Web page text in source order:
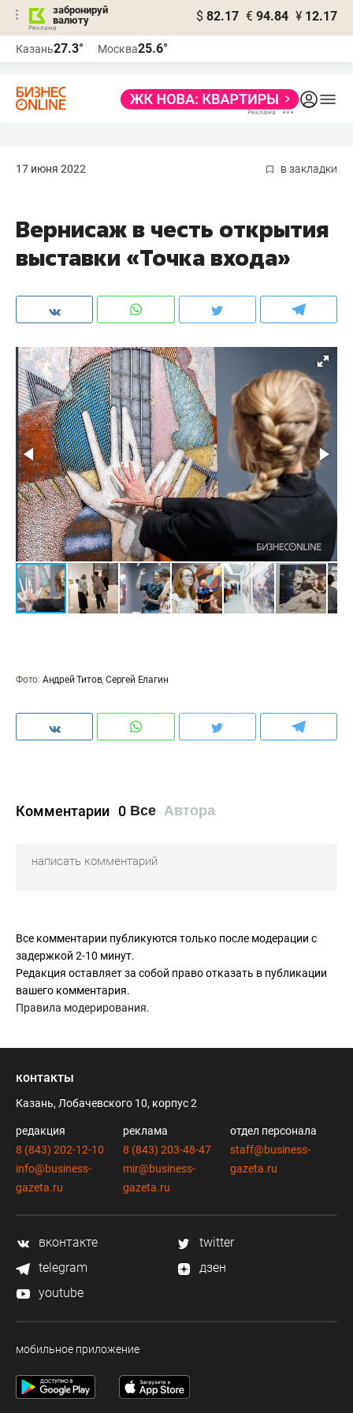
забронируй
валюту
$ 82.17 € 94.84 ¥ 12.17
Казань27.3° Москва25.6°
17 июня 2022 в закладки
Вернисаж в честь открытия
выставки «Точка входа»
Фото: Андрей Титов,Сергей Елагин
Комментарии 0 Все Автора
Все комментарии публикуются только после модерации с
задержкой 2-10 минут.
Редакция оставляет за собой право отказать в публикации
вашего комментария.
Правила модерирования.
контакты
Казань, Лобачевского 10, корпус 2
редакция
8 (843) 202-12-10
info@business-
gazeta.ru
реклама
8 (843) 203-48-47
mir@business-
gazeta.ru
отдел персонала
staff@business-
gazeta.ru
вконтакте
twitter
telegram
дзен
youtube
мобильное приложение